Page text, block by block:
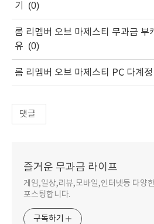
기
(0)
롬 리멤버 오브 마제스티 무과금 부
유 (0)
롬 리멤버 오브 마제스티 PC 다계
댓글
즐거운 무과금 라이프
게임,일상,리뷰,모바일,인터넷등 다양
포스팅합니다.
구독하기